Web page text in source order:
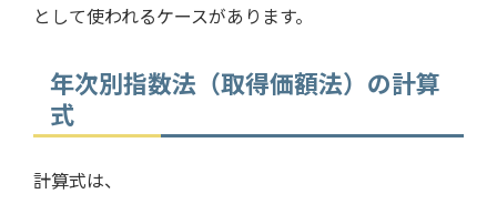
として使われるケースがあります。
年次別指数法（取得価額法）の計算
式
計算式は、